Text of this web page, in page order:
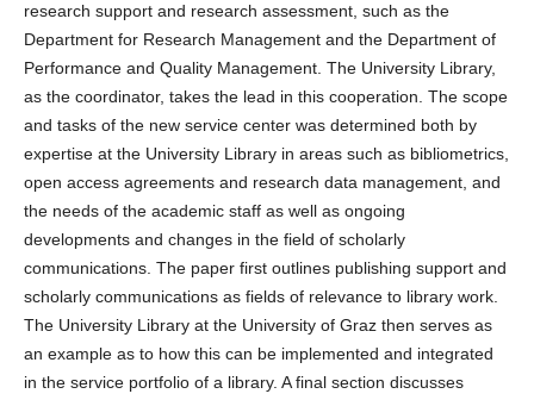
research support and research assessment, such as the
Department for Research Management and the Department of
Performance and Quality Management. The University Library,
as the coordinator, takes the lead in this cooperation. The scope
and tasks of the new service center was determined both by
expertise at the University Library in areas such as bibliometrics,
open access agreements and research data management, and
the needs of the academic staff as well as ongoing
developments and changes in the field of scholarly
communications. The paper first outlines publishing support and
scholarly communications as fields of relevance to library work.
The University Library at the University of Graz then serves as
an example as to how this can be implemented and integrated
in the service portfolio of a library. A final section discusses